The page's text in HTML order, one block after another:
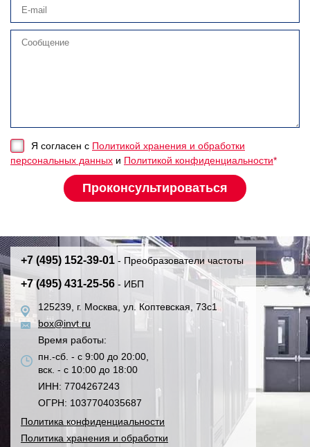
Я согласен с Политикой хранения и обработки
персональных данных и Политикой конфиденциальности*
+7 (495) 152-39-01 - Преобразователи частоты
+7 (495) 431-25-56 - ИБП
125239, г. Москва, ул. Коптевская, 73с1
box@invt.ru
Время работы:
пн.-сб. - с 9:00 до 20:00,
вск. - с 10:00 до 18:00
ИНН: 7704267243
ОГРН: 1037704035687
Политика конфиденциальности
Политика хранения и обработки